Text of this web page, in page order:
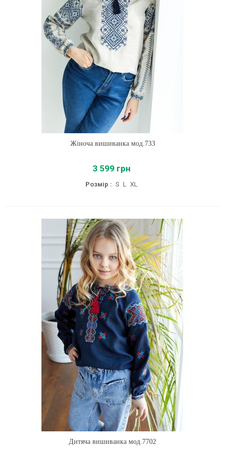
Жіноча вишиванка мод.733
3 599 грн
Розмір : S L XL
Дитяча вишиванка мод.7702